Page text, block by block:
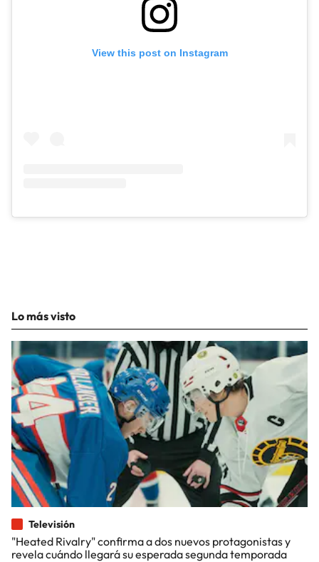
View this post on Instagram
Lo más visto
Televisión
"Heated Rivalry" confirma a dos nuevos protagonistas y
revela cuándo llegará su esperada segunda temporada